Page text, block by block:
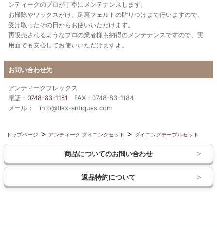
ンティークのプロが丁寧にメンテナンスします。
お掃除やワックスがけ、足裏フェルトの貼りつけまで行いますので、
受け取ったその日からお使いいただけます。
再販売されるようなプロの業者様も納得のメンテナンスですので、実
用面でも安心してお使いいただけますよ。
お問い合わせ先
アンティークフレックス
電話： 0748-83-1161 FAX：0748-83-1184
メール： info@flex-antiques.com
トップページ アンティーク ダイニングセット ダイニングテーブルセット
商品についてのお問い合わせ
返品特約について